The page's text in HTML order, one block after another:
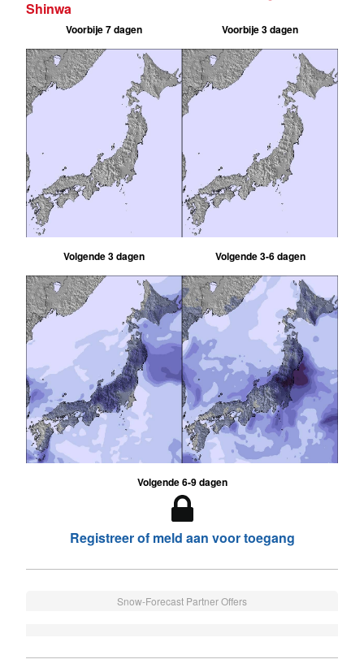
Shinwa
Voorbije 7 dagen Voorbije 3 dagen
Volgende 3 dagen Volgende 3-6 dagen
Volgende 6-9 dagen
Registreer of meld aan voor toegang
Snow-Forecast Partner Offers